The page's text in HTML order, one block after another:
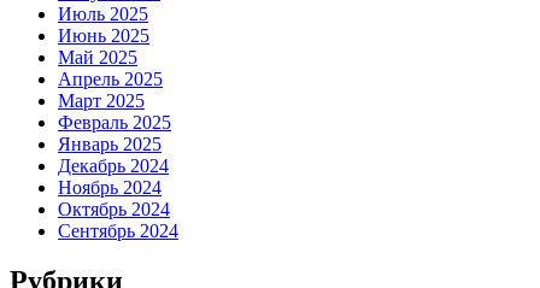
Июль 2025
Июнь 2025
Май 2025
Апрель 2025
Март 2025
Февраль 2025
Январь 2025
Декабрь 2024
Ноябрь 2024
Октябрь 2024
Сентябрь 2024
Рубрики